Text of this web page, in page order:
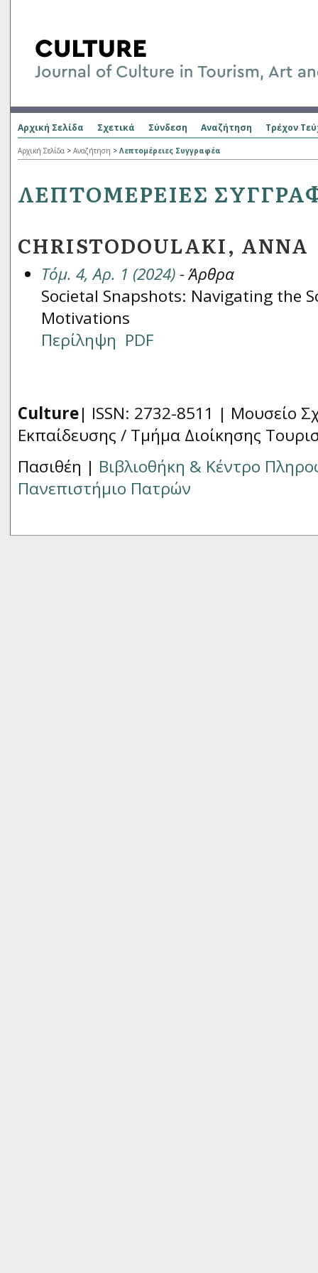
Αρχική Σελίδα Σχετικά Σύνδεση Αναζήτηση Τρέχον
Αρχική Σελίδα > Αναζήτηση > Λεπτομέρειες Συγγραφέα
ΛΕΠΤΟΜΈΡΕΙΕΣ
CHRISTODOULAKI, ANNA
Τόμ. 4, Αρ. 1 (2024)- Άρθρα
Societal Snapshots: Navigating the
Motivations
Περίληψη PDF
Culture| ISSN: 2732-8511 | Μουσείο
Εκπαίδευσης / Τμήμα Διοίκησης
Πασιθέη | Βιβλιοθήκη & Κέντρο
Πανεπιστήμιο Πατρών